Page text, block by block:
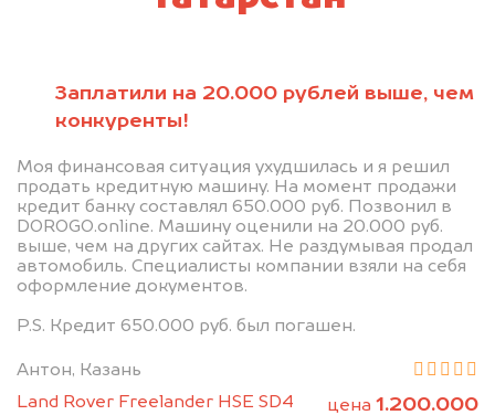
Заплатили на 20.000 рублей выше, чем
конкуренты!
Моя финансовая ситуация ухудшилась и я решил
продать кредитную машину. На момент продажи
кредит банку составлял 650.000 руб. Позвонил в
DOROGO.online. Машину оценили на 20.000 руб.
выше, чем на других сайтах. Не раздумывая продал
автомобиль. Специалисты компании взяли на себя
оформление документов.
P.S. Кредит 650.000 руб. был погашен.
Антон, Казань
Land Rover Freelander HSE SD4
цена 1.200.000